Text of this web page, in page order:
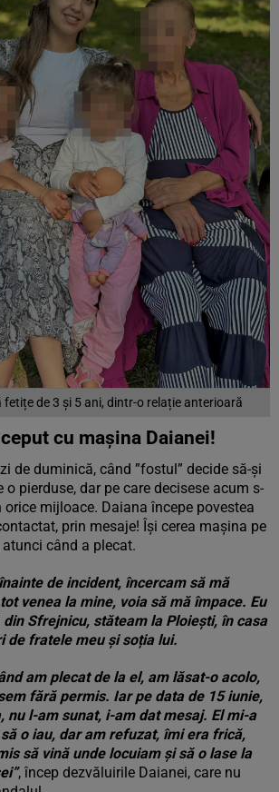
fetițe de 3 și 5 ani, dintr-o relație anterioară
cu mașina Daianei!
de duminică, când ”fostul” decide să-și
pierduse, dar pe care decisese acum s-
orice mijloace. Daiana începe povestea
prin mesaje! Își cerea mașina pe
când a plecat.
de incident, încercam să mă
venea la mine, voia să mă împace. Eu
Sfrejnicu, stăteam la Ploiești, în casa
de fratele meu și soția lui.
am plecat de la el, am lăsat-o acolo,
fără permis. Iar pe data de 15 iunie,
nu l-am sunat, i-am dat mesaj. El mi-a
o iau, dar am refuzat, îmi era frică,
să vină unde locuiam și să o lase la
, încep dezvăluirile Daianei, care nu